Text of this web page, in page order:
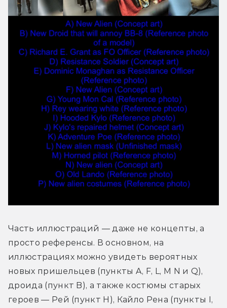
Часть иллюстраций — даже не концепты, а
просто референсы. В основном, на
иллюстрациях можно увидеть вероятных
новых пришельцев (пункты A, F, L, M N и Q),
дроида (пункт B), а также костюмы старых
героев — Рей (пункт H), Кайло Рена (пункты I,